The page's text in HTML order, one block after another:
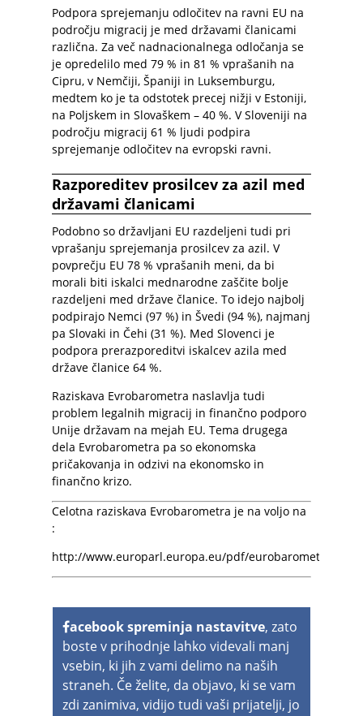
Podpora sprejemanju odločitev na ravni EU na
področju migracij je med državami članicami
različna. Za več nadnacionalnega odločanja se
je opredelilo med 79 % in 81 % vprašanih na
Cipru, v Nemčiji, Španiji in Luksemburgu,
medtem ko je ta odstotek precej nižji v Estoniji,
na Poljskem in Slovaškem – 40 %. V Sloveniji na
področju migracij 61 % ljudi podpira
sprejemanje odločitev na evropski ravni.
Razporeditev prosilcev za azil med
državami članicami
Podobno so državljani EU razdeljeni tudi pri
vprašanju sprejemanja prosilcev za azil. V
povprečju EU 78 % vprašanih meni, da bi
morali biti iskalci mednarodne zaščite bolje
razdeljeni med države članice. To idejo najbolj
podpirajo Nemci (97 %) in Švedi (94 %), najmanj
pa Slovaki in Čehi (31 %). Med Slovenci je
podpora prerazporeditvi iskalcev azila med
države članice 64 %.
Raziskava Evrobarometra naslavlja tudi
problem legalnih migracij in finančno podporo
Unije državam na mejah EU. Tema drugega
dela Evrobarometra pa so ekonomska
pričakovanja in odzivi na ekonomsko in
finančno krizo.
Celotna raziskava Evrobarometra je na voljo na
:
http://www.europarl.europa.eu/pdf/eurobarometre/
acebook spreminja nastavitve, zato
boste v prihodnje lahko videvali manj
vsebin, ki jih z vami delimo na naših
straneh. Če želite, da objavo, ki se vam
zdi zanimiva, vidijo tudi vaši prijatelji, jo